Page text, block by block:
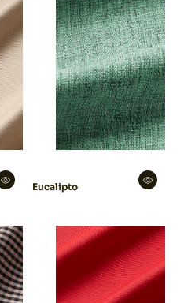
Eucalipto